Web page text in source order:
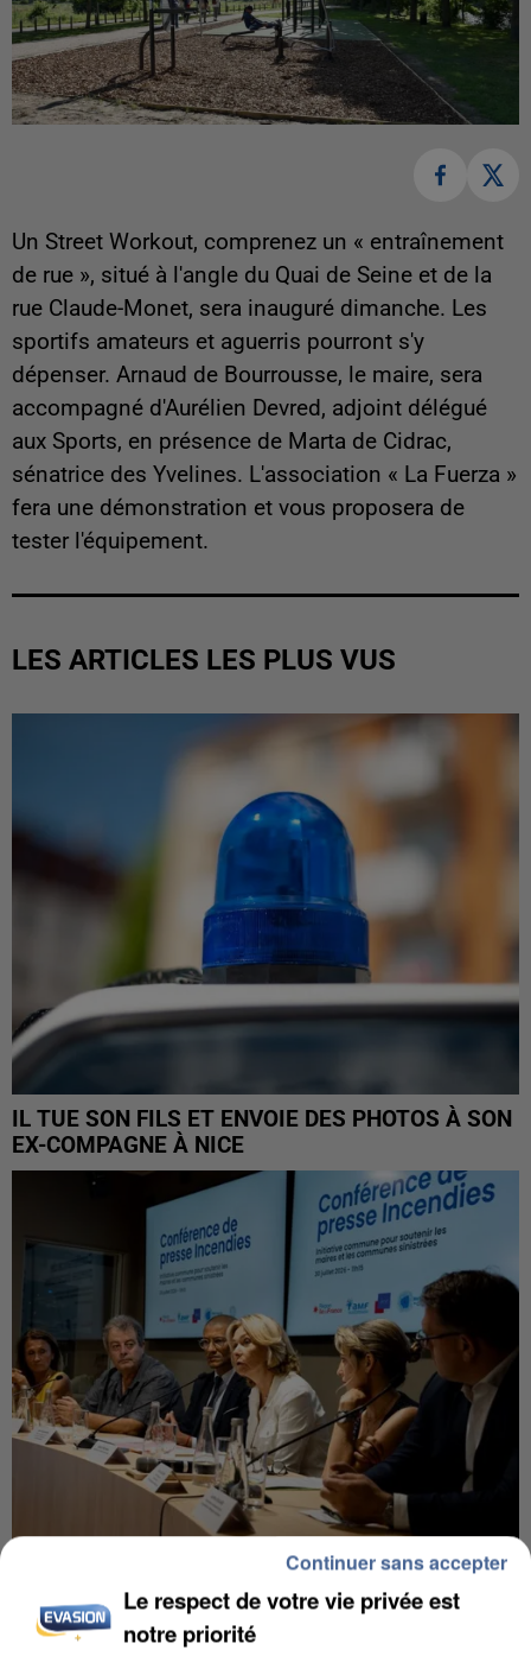
Un Street Workout, comprenez un « entraînement
de rue », situé à l'angle du Quai de Seine et de la
rue Claude-Monet, sera inauguré dimanche. Les
sportifs amateurs et aguerris pourront s'y
dépenser. Arnaud de Bourrousse, le maire, sera
accompagné d'Aurélien Devred, adjoint délégué
aux Sports, en présence de Marta de Cidrac,
sénatrice des Yvelines. L'association « La Fuerza »
fera une démonstration et vous proposera de
tester l'équipement.
LES ARTICLES LES PLUS VUS
IL TUE SON FILS ET ENVOIE DES PHOTOS À SON
EX-COMPAGNE À NICE
INCENDIES : L’ÎLE-DE-FRANCE LANCE UN ÉLAN
DE SOLIDARITÉ AVEC LES...
Le respect de votre vie privée est
notre priorité
Continuer sans accepter